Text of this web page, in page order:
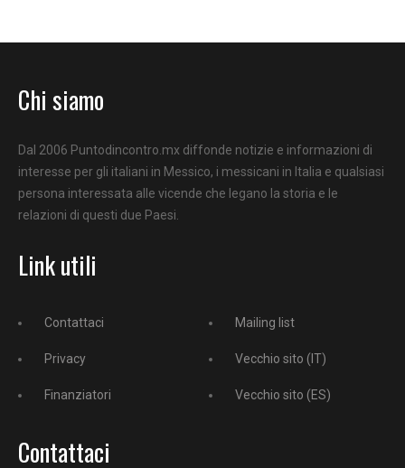
Chi siamo
Dal 2006 Puntodincontro.mx diffonde notizie e informazioni di
interesse per gli italiani in Messico, i messicani in Italia e qualsiasi
persona interessata alle vicende che legano la storia e le
relazioni di questi due Paesi.
Link utili
Contattaci
Privacy
Finanziatori
Mailing list
Vecchio sito (IT)
Vecchio sito (ES)
Contattaci